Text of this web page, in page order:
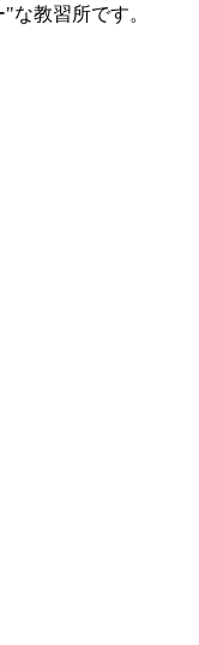
な教習所です。